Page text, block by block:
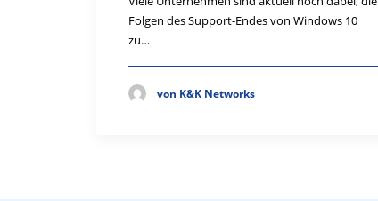
Folgen des Support-Endes von Windows 10
zu…
von K&K Networks